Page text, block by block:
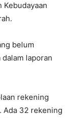
Kebudayaan
belum
laporan
rekening
Ada 32 rekening